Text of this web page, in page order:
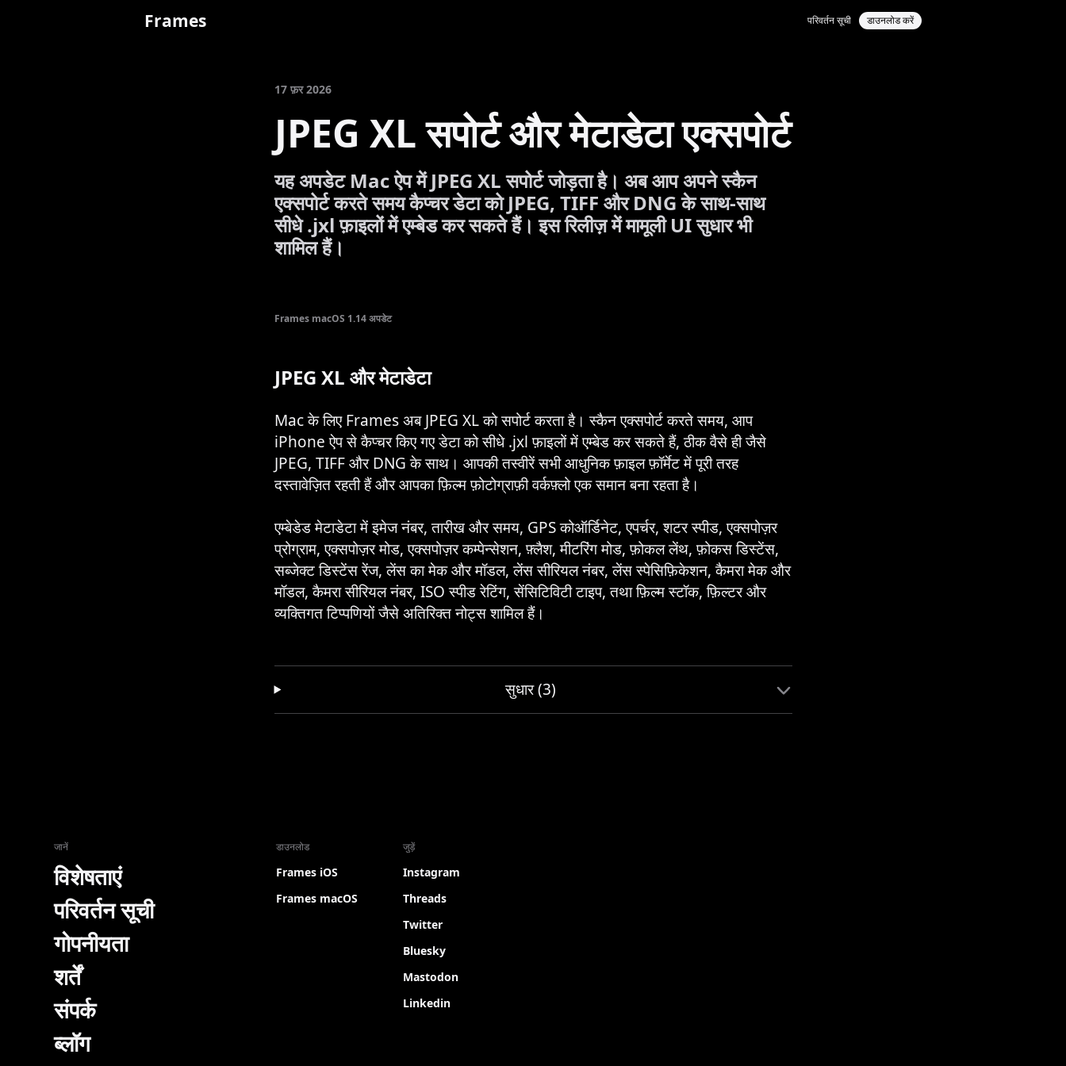
Frames परिवर्तन सूची डाउनलोड करें
17 फ़र 2026
JPEG XL सपोर्ट और मेटाडेटा एक्सपोर्ट
यह अपडेट Mac ऐप में JPEG XL सपोर्ट जोड़ता है। अब आप अपने स्कैन
एक्सपोर्ट करते समय कैप्चर डेटा को JPEG, TIFF और DNG के साथ-साथ
सीधे .jxl फ़ाइलों में एम्बेड कर सकते हैं। इस रिलीज़ में मामूली UI सुधार भी
शामिल हैं।
Frames macOS 1.14 अपडेट
JPEG XL और मेटाडेटा
Mac के लिए Frames अब JPEG XL को सपोर्ट करता है। स्कैन एक्सपोर्ट करते समय, आप
iPhone ऐप से कैप्चर किए गए डेटा को सीधे .jxl फ़ाइलों में एम्बेड कर सकते हैं, ठीक वैसे ही जैसे
JPEG, TIFF और DNG के साथ। आपकी तस्वीरें सभी आधुनिक फ़ाइल फ़ॉर्मेट में पूरी तरह
दस्तावेज़ित रहती हैं और आपका फ़िल्म फ़ोटोग्राफ़ी वर्कफ़्लो एक समान बना रहता है।
एम्बेडेड मेटाडेटा में इमेज नंबर, तारीख और समय, GPS कोऑर्डिनेट, एपर्चर, शटर स्पीड, एक्सपोज़र
प्रोग्राम, एक्सपोज़र मोड, एक्सपोज़र कम्पेन्सेशन, फ़्लैश, मीटरिंग मोड, फ़ोकल लेंथ, फ़ोकस डिस्टेंस,
सब्जेक्ट डिस्टेंस रेंज, लेंस का मेक और मॉडल, लेंस सीरियल नंबर, लेंस स्पेसिफ़िकेशन, कैमरा मेक और
मॉडल, कैमरा सीरियल नंबर, ISO स्पीड रेटिंग, सेंसिटिविटी टाइप, तथा फ़िल्म स्टॉक, फ़िल्टर और
व्यक्तिगत टिप्पणियों जैसे अतिरिक्त नोट्स शामिल हैं।
सुधार (3)
जानें
विशेषताएं
परिवर्तन सूची
गोपनीयता
शर्तें
संपर्क
ब्लॉग
डाउनलोड
Frames iOS
Frames macOS
जुड़ें
Instagram
Threads
Twitter
Bluesky
Mastodon
Linkedin